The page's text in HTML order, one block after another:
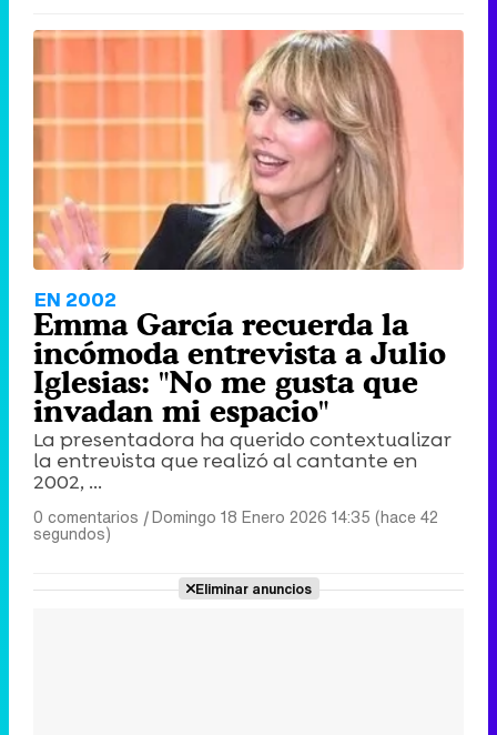
EN 2002
Emma García recuerda la
incómoda entrevista a Julio
Iglesias: "No me gusta que
invadan mi espacio"
La presentadora ha querido contextualizar
la entrevista que realizó al cantante en
2002, ...
0 comentarios |Domingo 18 Enero 2026 14:35 (hace 42
segundos)
Eliminar anuncios